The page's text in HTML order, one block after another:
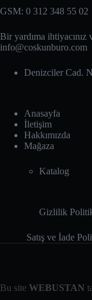
GSM: 0 312 348 55 02
Bir yardıma
info@coskunburo.com
Denizciler Cad.
Anasayfa
İletişim
Hakkımızda
Mağaza
Katalog
Gizlilik
Satış ve İade
Bu site WEBUSTAN